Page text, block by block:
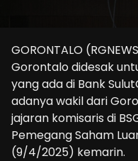
GORONTALO
Gorontalo didesak
yang ada di Bank
adanya wakil dari
jajaran komisaris di
Pemegang Saham
(9/4/2025) kemarin.